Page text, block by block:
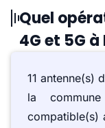
Quel
4G et 5G
11 antenne(s)
la
compatible(s)